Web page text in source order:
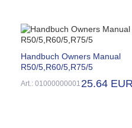
Handbuch Owners Manual
R50/5,R60/5,R75/5
Art.: 01000000001 25.64